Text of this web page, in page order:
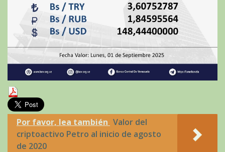
Por favor, lea también Valor del
criptoactivo Petro al inicio de agosto
de 2020